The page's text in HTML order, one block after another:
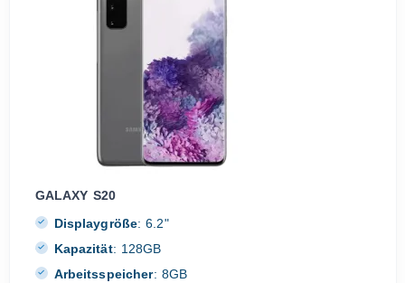
GALAXY S20
Displaygröße: 6.2"
Kapazität: 128GB
Arbeitsspeicher: 8GB